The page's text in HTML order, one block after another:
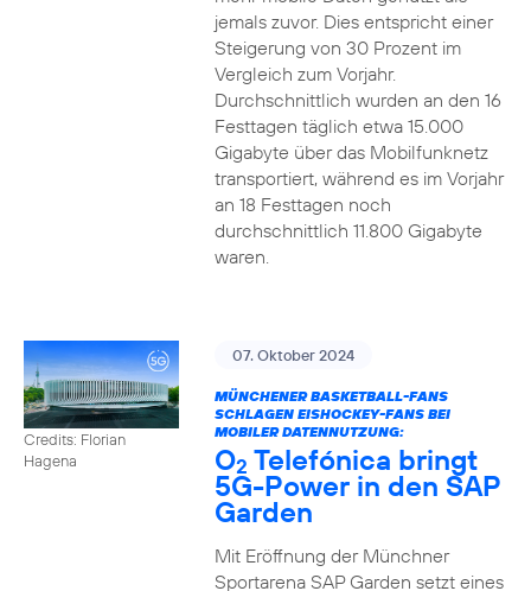
jemals zuvor. Dies entspricht einer
Steigerung von 30 Prozent im
Vergleich zum Vorjahr.
Durchschnittlich wurden an den 16
Festtagen täglich etwa 15.000
Gigabyte über das Mobilfunknetz
transportiert, während es im Vorjahr
an 18 Festtagen noch
durchschnittlich 11.800 Gigabyte
waren.
Credits: Florian
Hagena
07. Oktober 2024
MÜNCHENER BASKETBALL-FANS
SCHLAGEN EISHOCKEY-FANS BEI
MOBILER DATENNUTZUNG:
O2 Telefónica bringt
5G-Power in den SAP
Garden
Mit Eröffnung der Münchner
Sportarena SAP Garden setzt eines